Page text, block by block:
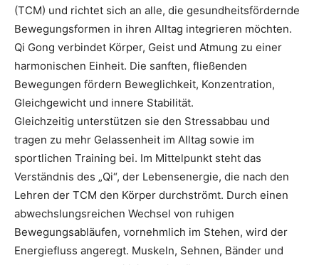
(TCM) und richtet sich an alle, die gesundheitsfördernde
Bewegungsformen in ihren Alltag integrieren möchten.
Qi Gong verbindet Körper, Geist und Atmung zu einer
harmonischen Einheit. Die sanften, fließenden
Bewegungen fördern Beweglichkeit, Konzentration,
Gleichgewicht und innere Stabilität.
Gleichzeitig unterstützen sie den Stressabbau und
tragen zu mehr Gelassenheit im Alltag sowie im
sportlichen Training bei. Im Mittelpunkt steht das
Verständnis des „Qi“, der Lebensenergie, die nach den
Lehren der TCM den Körper durchströmt. Durch einen
abwechslungsreichen Wechsel von ruhigen
Bewegungsabläufen, vornehmlich im Stehen, wird der
Energiefluss angeregt. Muskeln, Sehnen, Bänder und